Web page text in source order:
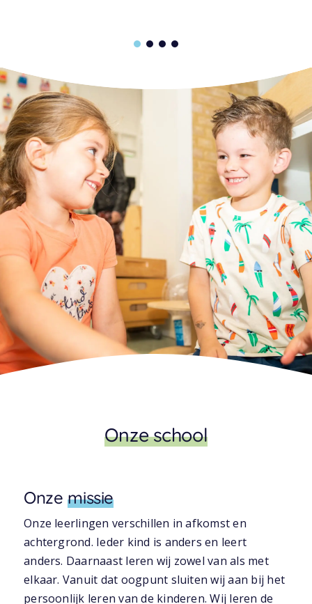
Onze school
Onzemissie
Onze leerlingen verschillen in afkomst en
achtergrond. Ieder kind is anders en leert
anders. Daarnaast leren wij zowel van als met
elkaar. Vanuit dat oogpunt sluiten wij aan bij het
persoonlijk leren van de kinderen. Wij leren de